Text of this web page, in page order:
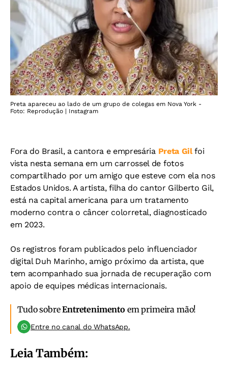
Preta apareceu ao lado de um grupo de colegas em Nova York -
Foto: Reprodução | Instagram
Fora do Brasil, a cantora e empresária Preta Gilfoi
vista nesta semana em um carrossel de fotos
compartilhado por um amigo que esteve com ela nos
Estados Unidos. A artista, filha do cantor Gilberto Gil,
está na capital americana para um tratamento
moderno contra o câncer colorretal, diagnosticado
em 2023.
Os registros foram publicados pelo influenciador
digital Duh Marinho, amigo próximo da artista, que
tem acompanhado sua jornada de recuperação com
apoio de equipes médicas internacionais.
Tudo sobreEntretenimento em primeira mão!
Entre no canal do WhatsApp.
Leia Também: